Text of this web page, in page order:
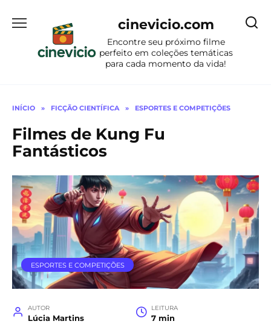
para
conteúdo
cinevicio.com
Encontre seu próximo filme
perfeito em coleções temáticas
para cada momento da vida!
INÍCIO » FICÇÃO CIENTÍFICA » ESPORTES E COMPETIÇÕES
Filmes de Kung Fu
Fantásticos
ESPORTES E COMPETIÇÕES
AUTOR
Lúcia Martins
LEITURA
7 min